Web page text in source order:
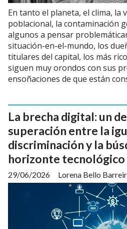
En tanto el planeta, el clima, la
poblacional, la contaminación
algunos a pensar
situación-en-el-mundo, los
titulares del capital, los más
siguen muy orondos con sus
ensoñaciones de que están
La brecha digital: un
superación entre la
discriminación y la
horizonte tecnológico
Lorena Bello
29/06/2026